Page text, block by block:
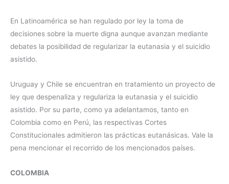
En Latinoamérica se han regulado por ley la toma de
decisiones sobre la muerte digna aunque avanzan mediante
debates la posibilidad de regularizar la eutanasia y el suicidio
asistido.
Uruguay y Chile se encuentran en tratamiento un proyecto de
ley que despenaliza y regulariza la eutanasia y el suicidio
asistido. Por su parte, como ya adelantamos, tanto en
Colombia como en Perú, las respectivas Cortes
Constitucionales admitieron las prácticas eutanásicas. Vale la
pena mencionar el recorrido de los mencionados países.
COLOMBIA